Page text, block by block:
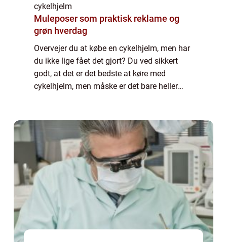
cykelhjelm
Muleposer som praktisk reklame og
grøn hverdag
Overvejer du at købe en cykelhjelm, men har
du ikke lige fået det gjort? Du ved sikkert
godt, at det er det bedste at køre med
cykelhjelm, men måske er det bare heller